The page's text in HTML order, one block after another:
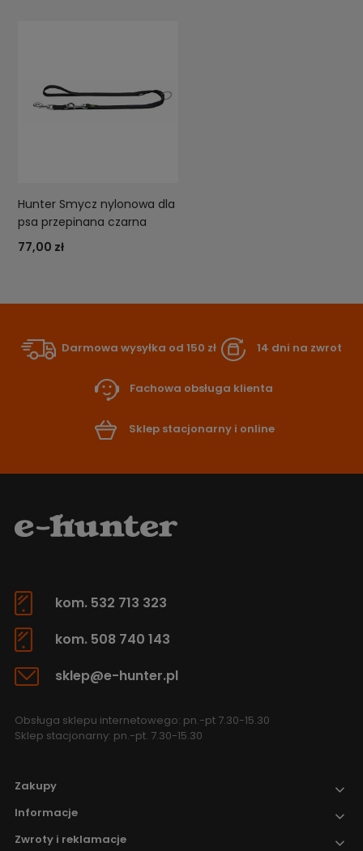
Hunter Smycz nylonowa dla
psa przepinana czarna
77,00 zł
Darmowa wysyłka od 150 zł 14 dni na zwrot
Fachowa obsługa klienta
Sklep stacjonarny i online
kom. 532 713 323
kom. 508 740 143
sklep@e-hunter.pl
Obsługa sklepu internetowego: pn.-pt 7.30-15.30
Sklep stacjonarny: pn.-pt. 7.30-15.30
Zakupy
Informacje
Zwroty i reklamacje